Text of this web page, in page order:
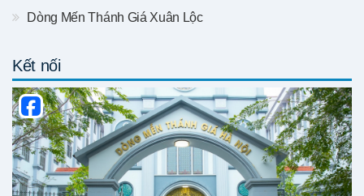
Dòng Mến Thánh Giá Xuân Lộc
Kết nối